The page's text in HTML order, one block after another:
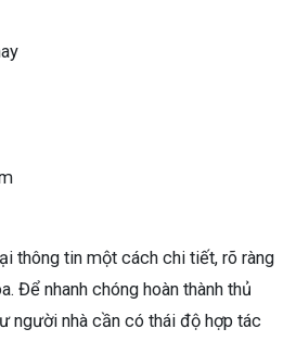
thông tin một cách chi tiết, rõ ràng
Để nhanh chóng hoàn thành thủ
người nhà cần có thái độ hợp tác